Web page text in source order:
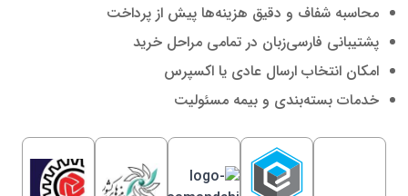
محاسبه شفاف و دقیق هزینه‌ها پیش از پرداخت
پشتیبانی فارسی‌زبان در تمامی مراحل خرید
امکان انتخاب ارسال عادی یا اکسپرس
خدمات بسته‌بندی و بیمه مسئولیت